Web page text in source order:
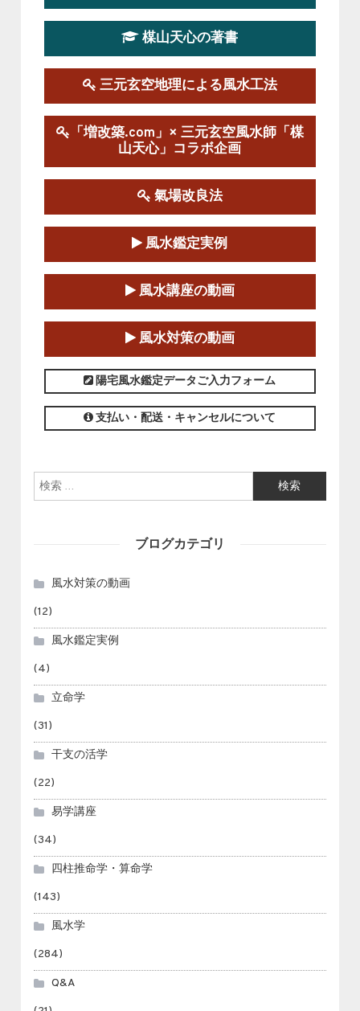
第１９期立命塾実践的風水学講座
この講座の募集は終了しました。
陰宅三元玄空風水講座
2025-06-07～2025-06-08
この講座の募集は終了しました。
第１８期立命塾『実践的易学講座』
2025-06-21～2025-08-24
この講座の募集は終了しました。
第１８期立命塾「実践的四柱立命学（四
柱推命学）講座」
2025-01-11～2025-05-11
この講座の募集は終了しました。
楳山天心の著書
三元玄空地理による風水工法
「増改築.com」× 三元玄空風水師「楳
山天心」コラボ企画
氣場改良法
風水鑑定実例
風水講座の動画
風水対策の動画
陽宅風水鑑定データご入力フォーム
支払い・配送・キャンセルについて
検索:
ブログカテゴリ
風水対策の動画
(12)
風水鑑定実例
(4)
立命学
(31)
干支の活学
(22)
易学講座
(34)
四柱推命学・算命学
(143)
風水学
(284)
Q&A